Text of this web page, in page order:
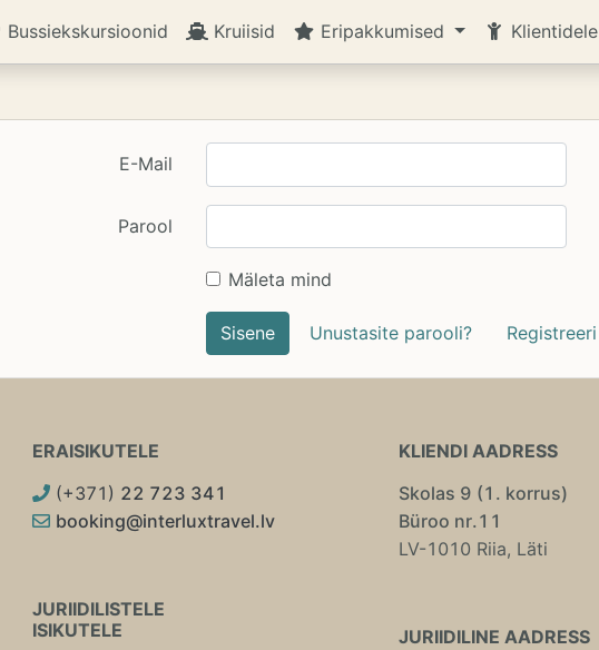
Bussiekskursioonid Kruiisid Eripakkumised Klientidele
E-Mail
Parool
Mäleta mind
Sisene Unustasite parooli? Registreeri
ERAISIKUTELE
(+371) 22 723 341
booking@interluxtravel.lv
JURIIDILISTELE
ISIKUTELE
KLIENDI AADRESS
Skolas 9 (1. korrus)
Büroo nr.11
LV-1010 Riia, Läti
JURIIDILINE AADRESS